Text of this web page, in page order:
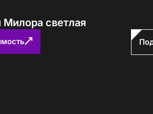
Милора светлая
Получить файл сейчас